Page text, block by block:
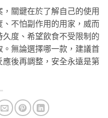
關鍵在於了解自己的使用
不怕副作用的用家，威而
度、希望飲食不受限制的
無論選擇哪一款，建議首
後再調整，安全永遠是第